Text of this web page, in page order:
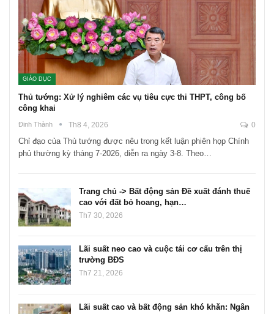
GIÁO DỤC
Thủ tướng: Xử lý nghiêm các vụ tiêu cực thi THPT, công bố
công khai
Đinh Thành Th8 4, 2026 0
Chỉ đạo của Thủ tướng được nêu trong kết luận phiên họp Chính
phủ thường kỳ tháng 7-2026, diễn ra ngày 3-8. Theo…
Trang chủ -> Bất động sản Đề xuất đánh thuế
cao với đất bỏ hoang, hạn…
Th7 30, 2026
Lãi suất neo cao và cuộc tái cơ cấu trên thị
trường BĐS
Th7 21, 2026
Lãi suất cao và bất động sản khó khăn: Ngân